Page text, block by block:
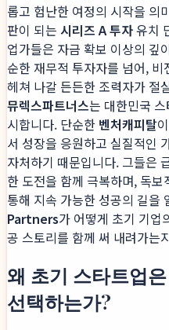
롭고 험난한 여정의 시작을 의
판이 되는 시리즈 A 투자유치
업가들은 자금 확보 이상의 깊
순한 재무적 투자자를 넘어,
헤쳐 나갈 든든한 조력자가 절
뮤렉스파트너스는 대한민국
시합니다. 단순한 벤처캐피탈
서 성장을 응원하고 실질적인
자처하기 때문입니다. 그들은
한 도전을 함께 극복하며, 독
통해 지속 가능한 성공의 길을
Partners가 어떻게 초기 기업
공 스토리를 함께 써 내려가는
왜 초기 스타트업
선택하는가?